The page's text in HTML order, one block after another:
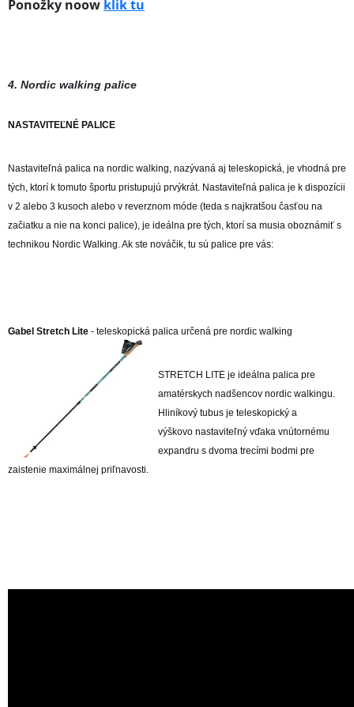
Ponožky noow klik tu
4. Nordic walking palice
NASTAVITEĽNÉ PALICE
Nastaviteľná palica na nordic walking, nazývaná aj teleskopická, je vhodná pre
tých, ktorí k tomuto športu pristupujú prvýkrát. Nastaviteľná palica je k dispozícii
v 2 alebo 3 kusoch alebo v reverznom móde (teda s najkratšou časťou na
začiatku a nie na konci palice), je ideálna pre tých, ktorí sa musia oboznámiť s
technikou Nordic Walking. Ak ste nováčik, tu sú palice pre vás:
Gabel Stretch Lite - teleskopická palica určená pre nordic walking
STRETCH LITE je ideálna palica pre
amatérskych nadšencov nordic walkingu.
Hliníkový tubus je teleskopický a
výškovo nastaviteľný vďaka vnútornému
expandru s dvoma trecími bodmi pre
zaistenie maximálnej priľnavosti.